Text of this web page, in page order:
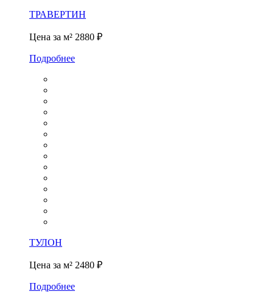
ТРАВЕРТИН
Цена за м² 2880 ₽
Подробнее
ТУЛОН
Цена за м² 2480 ₽
Подробнее